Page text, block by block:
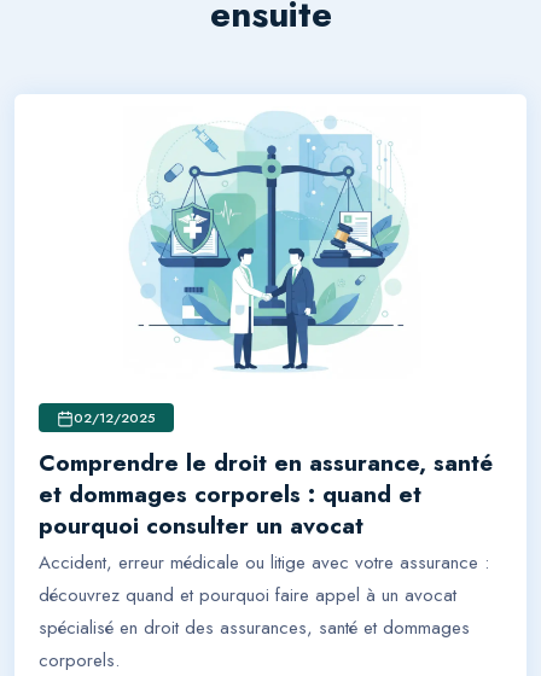
ensuite
02/12/2025
Comprendre le droit en assurance, santé
et dommages corporels : quand et
pourquoi consulter un avocat
Accident, erreur médicale ou litige avec votre assurance :
découvrez quand et pourquoi faire appel à un avocat
spécialisé en droit des assurances, santé et dommages
corporels.